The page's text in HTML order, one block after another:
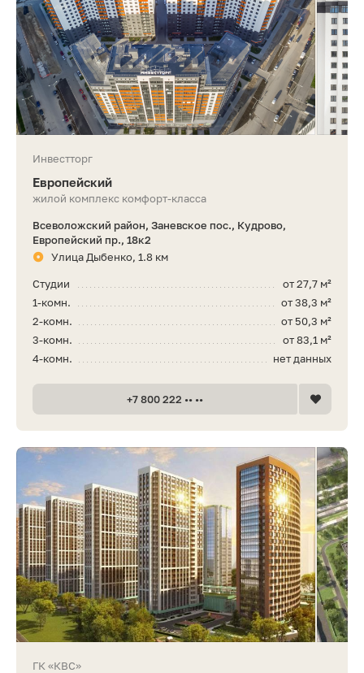
Инвестторг
Европейский
жилой комплекс комфорт-класса
Всеволожский район, Заневское пос., Кудрово,
Европейский пр., 18к2
Улица Дыбенко, 1.8 км
от 27,7 м²
Студии
от 38,3 м²
1-комн.
от 50,3 м²
2-комн.
от 83,1 м²
3-комн.
нет данных
4-комн.
+7 800 222 •• ••
ГК «КВС»